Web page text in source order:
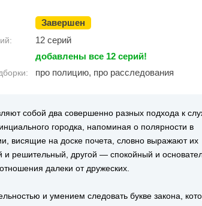
Завершен
12 серий
добавлены все 12 серий!
про полицию, про расследования
собой два совершенно разных подхода к
городка, напоминая о полярности в
висящие на доске почета, словно выражают их
и решительный, другой — спокойный и
далеки от дружеских.
и умением следовать букве закона,